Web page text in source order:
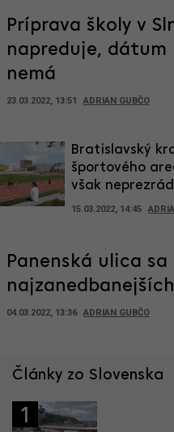
Príprava školy v
napreduje, dátum
nemá
23.03.2022, 13:51 ADRIAN GUBČO
Bratislavský
športového
však
15.03.2022, 14:45
Panenská ulica sa
04.03.2022, 13:36 ADRIAN GUBČO
Články zo Slovenska
1